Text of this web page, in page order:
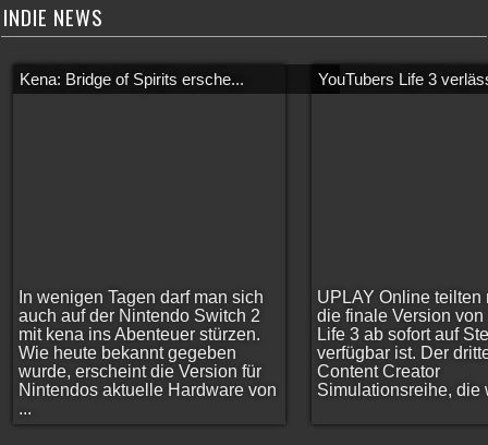
INDIE NEWS
Kena: Bridge of Spirits ersche...
In wenigen Tagen darf man sich
auch auf der Nintendo Switch 2
mit kena ins Abenteuer stürzen.
Wie heute bekannt gegeben
wurde, erscheint die Version für
Nintendos aktuelle Hardware von
...
YouTubers Life 3
UPLAY Online teilten
die finale Version von
Life 3 ab sofort auf
verfügbar ist. Der
Content Creator
Simulationsreihe, die